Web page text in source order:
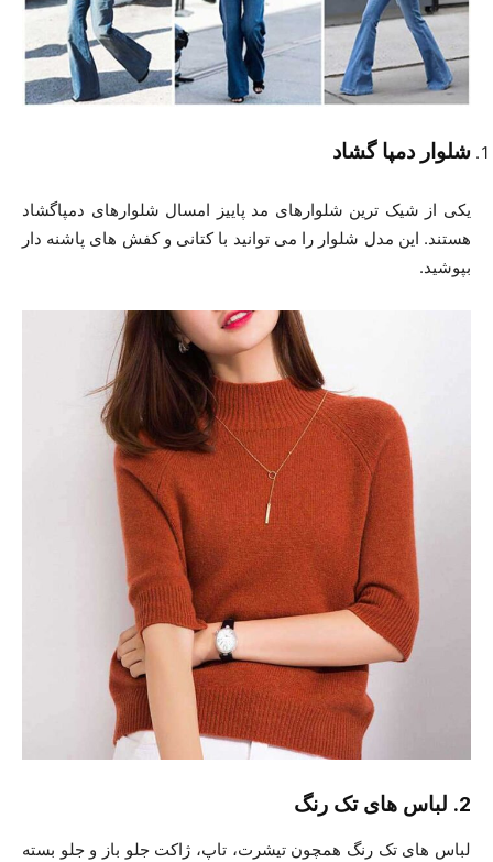
شلوار دمپا گشاد
یکی از شیک ترین شلوارهای مد پاییز امسال شلوارهای دمپاگشاد
هستند. این مدل شلوار را می توانید با کتانی و کفش های پاشنه دار
بپوشید.
2. لباس های تک رنگ
لباس های تک رنگ همچون تیشرت، تاپ، ژاکت جلو باز و جلو بسته